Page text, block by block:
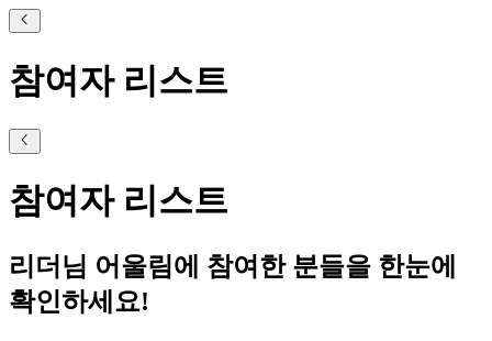
참여자 리스트
참여자 리스트
리더님 어울림에 참여한 분들을 한눈에
확인하세요!